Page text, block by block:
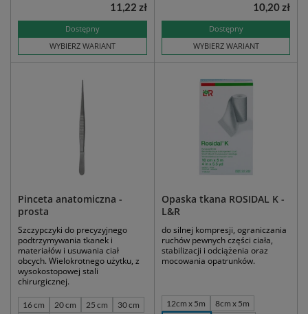
Dostępny
WYBIERZ WARIANT
11,22 zł
Dostępny
WYBIERZ WARIANT
10,20 zł
Pinceta anatomiczna -
prosta
Szczypczyki do precyzyjnego
podtrzymywania tkanek i
materiałów i usuwania ciał
obcych. Wielokrotnego użytku, z
wysokostopowej stali
chirurgicznej.
16 cm 20 cm 25 cm
30 cm
Opaska tkana ROSIDAL K -
L&R
do silnej kompresji, ograniczania
ruchów pewnych części ciała,
stabilizacji i odciążenia oraz
mocowania opatrunków.
12cm x 5m
8cm x 5m